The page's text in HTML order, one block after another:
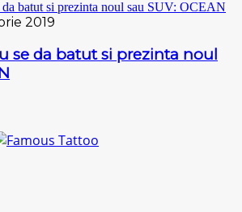
2019
se da batut si prezinta noul